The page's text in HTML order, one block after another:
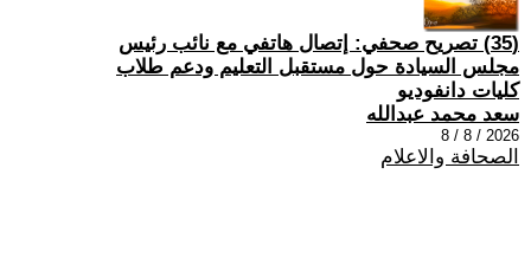
(35) تصريح صحفي: إتصال هاتفي مع نائب رئيس
مجلس السيادة حول مستقبل التعليم ودعم طلاب
كليات دانفوديو
سعد محمد عبدالله
2026 / 8 / 8
الصحافة والاعلام